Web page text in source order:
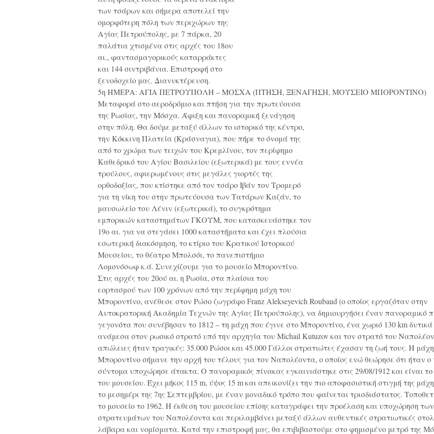
των τσάρων και σήμερα αποτελεί την
ομορφότερη πόλη των περιχώρων της
Αγίας Πετρούπολης, με 7 πάρκα, 20
παλάτια χτισμένα στις αρχές του 18ου
αι., φαντασμαγορικούς καταρράκτες
και 144 σιντριβάνια. Επιστροφή στο
ξενοδοχείο μας. Διανυκτέρευση.
5η ΗΜΕΡΑ: ΑΓΙΑ ΠΕΤΡΟΥΠΟΛΗ – ΜΟΣΧΑ (ΠΤΗΣΗ, ΞΕΝΑΓΗΣΗ, ΜΟΥΣΕΙΟ ΜΠΟΡΟΝΤΙΝΟ)
Μεταφορά στο αεροδρόμιο και πτήση για την πρωτεύουσα
της Ρωσίας, την Μόσχα. Άφιξη και πανοραμική ξενάγηση
στην πόλη. Θα δούμε μεταξύ άλλων το ιστορικό της κέντρο,
την Κόκκινη Πλατεία (Κράσναγια), που πήρε το όνομά της
από το χρώμα των τειχών του Κρεμλίνου, τον περίφημο
Καθεδρικό του Αγίου Βασιλείου (εξωτερικά) με τους εννέα
τρούλους, αφιερωμένους στις μεγάλες γιορτές της
ορθοδοξίας, που κτίστηκε από τον τσάρο Ιβάν τον Τρομερό
για τη νίκη του στην πρωτεύουσα των Τατάρων Καζάν, το
μαυσωλείο του Λένιν (εξωτερικά), το συγκρότημα
εμπορικών καταστημάτων ΓΚΟΥΜ, που κατασκευάστηκε τον
19ο αι. για να στεγάσει 1000 καταστήματα και έχει πλούσια
εσωτερική διακόσμηση, το κτίριο του Κρατικού Ιστορικού
Μουσείου, το θέατρο Μπολσόι, το πανεπιστήμιο
Λομονόσωφ κ.ά. Συνεχίζουμε για το μουσείο Μποροντίνο.
Στις αρχές του 20ού αι. η Ρωσία, στα πλαίσια του
εορτασμού των 100 χρόνων από την περίφημη μάχη του
Μποροντίνο, ανέθεσε στον Ρώσο ζωγράφο Franz Alekseyevich Roubaud (ο οποίος εργαζόταν στην
Αυτοκρατορική Ακαδημία Τεχνών της Αγίας Πετρούπολης), να δημιουργήσει έναν πανοραμικό
γεγονότα που συνέβησαν το 1812 – τη μάχη που έγινε στο Μποροντίνο, ένα χωριό 130 km
ανάμεσα στον ρωσικό στρατό υπό την αρχηγία του Michail Kutuzov και τον στρατό του
απώλειες ήταν τραγικές: 35.000 Ρώσοι και 45.000 Γάλλοι στρατιώτες έχασαν τη ζωή τους. Η
Μποροντίνο σήμανε την αρχή του τέλους για τον Ναπολέοντα, ο οποίος ενώ θεώρησε ότι ήταν ο
σύντομα υποχώρησε άτακτα. Ο πανοραμικός πίνακας εγκαινιάστηκε στις 29/08/1912 και είναι
του μουσείου. Έχει μήκος 115 m, ύψος 15 m και απεικονίζει την πιο αποφασιστική στιγμή της
το μεσημέρι της 7ης Σεπτεμβρίου, με έναν μοναδικό τρόπο που φαίνεται τρισδιάστατος.
το μουσείο το 1962. Η έκθεση του μουσείου επίσης καταγράφει την προέλαση και υποχώρηση των
στρατευμάτων του Ναπολέοντα και περιλαμβάνει μεταξύ άλλων αυθεντικές στρατιωτικές
λάβαρα και νομίσματα. Κατά την επιστροφή μας, θα επιβιβαστούμε στο φημισμένο μετρό της